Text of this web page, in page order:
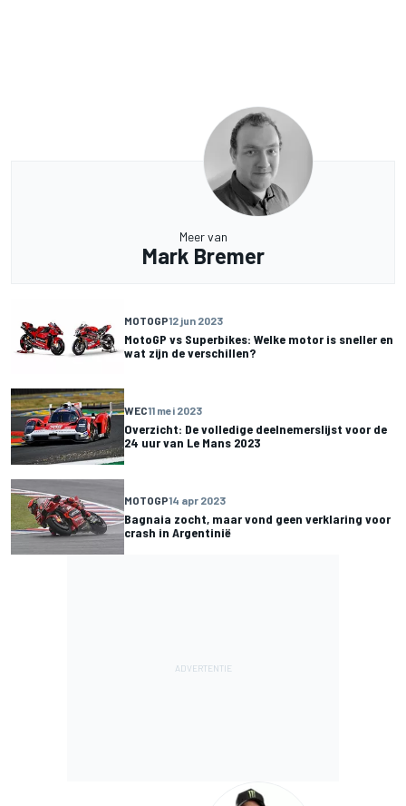
Meer van
Mark Bremer
MOTOGP12 jun 2023
MotoGP vs Superbikes: Welke motor is sneller en
wat zijn de verschillen?
WEC11 mei 2023
Overzicht: De volledige deelnemerslijst voor de
24 uur van Le Mans 2023
MOTOGP14 apr 2023
Bagnaia zocht, maar vond geen verklaring voor
crash in Argentinië